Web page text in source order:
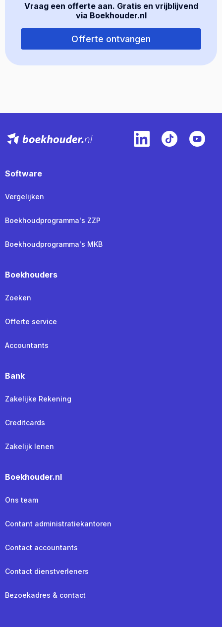
Vraag een offerte aan. Gratis en vrijblijvend
via Boekhouder.nl
Offerte ontvangen
Software
Vergelijken
Boekhoudprogramma's ZZP
Boekhoudprogramma's MKB
Boekhouders
Zoeken
Offerte service
Accountants
Bank
Zakelijke Rekening
Creditcards
Zakelijk lenen
Boekhouder.nl
Ons team
Contant administratiekantoren
Contact accountants
Contact dienstverleners
Bezoekadres & contact